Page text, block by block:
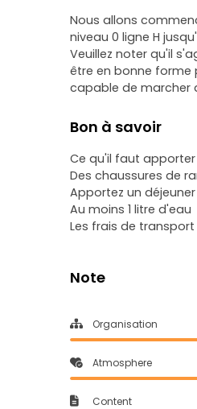
Nous allons
niveau 0 ligne H
Veuillez noter qu'il
être en bonne forme
capable de marcher
Bon à savoir
Ce qu'il faut apporter
Des chaussures de
Apportez un
Au moins 1 litre d'eau
Les frais de
Note
Organisation
Atmosphere
Content